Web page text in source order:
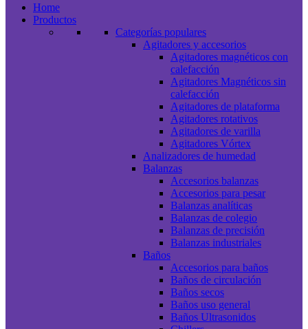
Home
Productos
Categorías populares
Agitadores y accesorios
Agitadores magnéticos con
calefacción
Agitadores Magnéticos sin
calefacción
Agitadores de plataforma
Agitadores rotativos
Agitadores de varilla
Agitadores Vórtex
Analizadores de humedad
Balanzas
Accesorios balanzas
Accesorios para pesar
Balanzas analíticas
Balanzas de colegio
Balanzas de precisión
Balanzas industriales
Baños
Accesorios para baños
Baños de circulación
Baños secos
Baños uso general
Baños Ultrasonidos